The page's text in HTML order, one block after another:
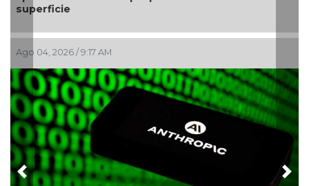
04, 2026 / 9:17 AM
Previous